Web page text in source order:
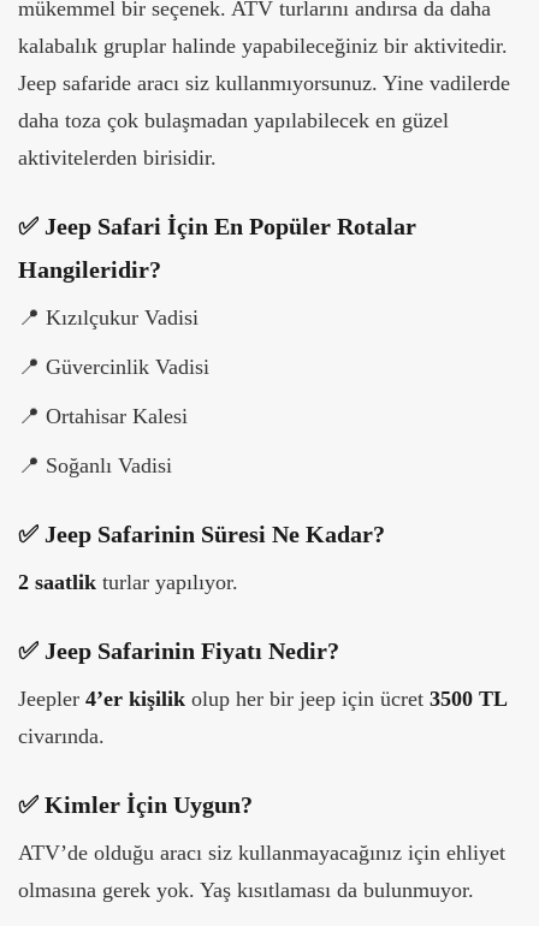
mükemmel bir seçenek. ATV turlarını andırsa da daha
kalabalık gruplar halinde yapabileceğiniz bir aktivitedir.
Jeep safaride aracı siz kullanmıyorsunuz. Yine vadilerde
daha toza çok bulaşmadan yapılabilecek en güzel
aktivitelerden birisidir.
✅ Jeep Safari İçin En Popüler Rotalar
Hangileridir?
📍 Kızılçukur Vadisi
📍 Güvercinlik Vadisi
📍 Ortahisar Kalesi
📍 Soğanlı Vadisi
✅ Jeep Safarinin Süresi Ne Kadar?
2 saatlik turlar yapılıyor.
✅ Jeep Safarinin Fiyatı Nedir?
Jeepler 4’er kişilik olup her bir jeep için ücret 3500 TL
civarında.
✅ Kimler İçin Uygun?
ATV’de olduğu aracı siz kullanmayacağınız için ehliyet
olmasına gerek yok. Yaş kısıtlaması da bulunmuyor.